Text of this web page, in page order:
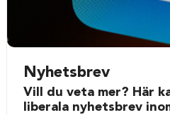
Nyhetsbrev
Vill du veta mer? Här
liberala nyhetsbrev